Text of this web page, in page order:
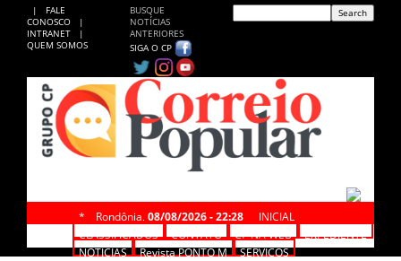
|
FALE
CONOSCO
|
INTRANET
|
QUEM SOMOS
BUSQUE
NOTÍCIAS
ANTERIORES
SIGA O CP
* Rondônia, 08/08/2026 - 22:28
INICIAL
CLASSIFICADOS
CONTATO CP NA WEB
EXPEDIENTE
NOTÍCIAS
Revista PONTO M
SERVIÇOS